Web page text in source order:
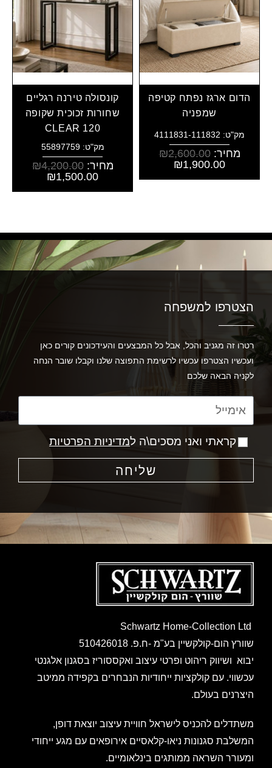
הדום ארגז נפתח קטיפה
שמפניה
מק"ט: 4111831-111832
מחיר: ₪2,600.00
₪1,900.00
קונסולה טירנה רגליים
שחורות זכוכית שקופה
CLEAR 120
מק"ט: 55897759
מחיר: ₪4,200.00
₪1,500.00
הצטרפו למשפחה
רטרו זה מגניב והכל, אבל כל המבצעים והעידכונים קורים כאן
ועכשיו הצטרפו עכשיו לרשימת התפוצה שלנו וקבלו שובר הנחה
לקניה הבאה שלכם
קראתי ואני מסכים\ה למדיניות הפרטיות
שליחה
שוורץ הום-קולקשיין בע"מ -ח.פ. 510426018
יבוא ושיווק ריהוט ופרטי עיצוב ואקססוריז בסגנון אלגנטי
עכשווי. עם קולקציות ייחודיות הנבחרים בקפידה ממיטב
היצרנים בעולם.
משתדלים להכניס לישראל חוויית עיצוב יוצאת דופן,
המשלבת סגנונות ניאו-קלאסיים אירופאים עם מגע ייחודי
ומעורר השראה ממותגים בינלאומיים.